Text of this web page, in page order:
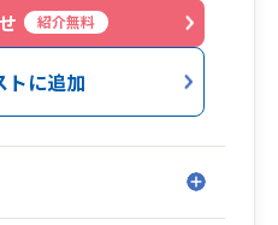
銀行出身のスタッフが
けでなく、労務管理、
）までワンストップで
スピード感のあるレス
紹介無料
トに追加